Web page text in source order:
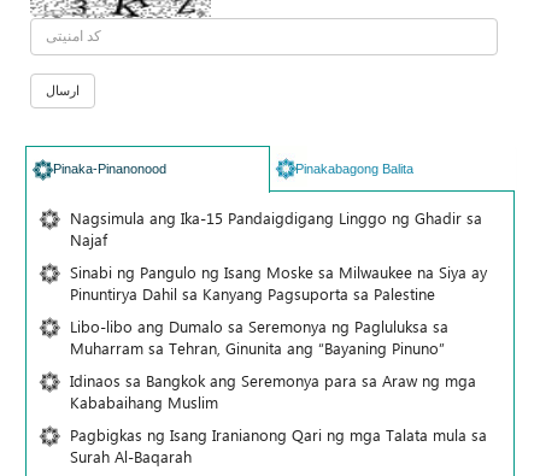
Pinaka-Pinanonood Pinakabagong Balita
Nagsimula ang Ika-15 Pandaigdigang Linggo ng Ghadir sa
Najaf
Sinabi ng Pangulo ng Isang Moske sa Milwaukee na Siya ay
Pinuntirya Dahil sa Kanyang Pagsuporta sa Palestine
Libo-libo ang Dumalo sa Seremonya ng Pagluluksa sa
Muharram sa Tehran, Ginunita ang “Bayaning Pinuno”
Idinaos sa Bangkok ang Seremonya para sa Araw ng mga
Kababaihang Muslim
Pagbigkas ng Isang Iranianong Qari ng mga Talata mula sa
Surah Al-Baqarah